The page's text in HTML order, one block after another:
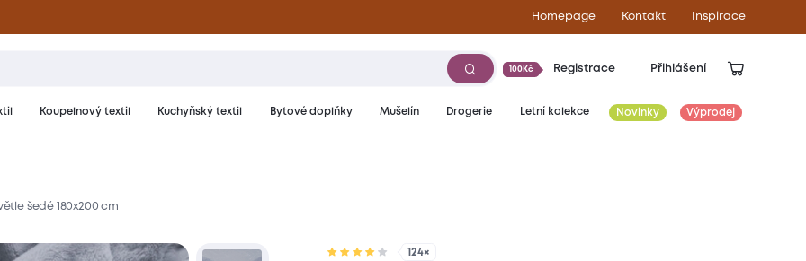
Homepage Kontakt Inspirace
100Kč Registrace Přihlášení
Koupelnový textil Kuchyňský textil Bytové doplňky Mušelín Drogerie Letní kolekce Novinky Výprodej
a péče Hodnocení
šedé 180x200 cm
124×